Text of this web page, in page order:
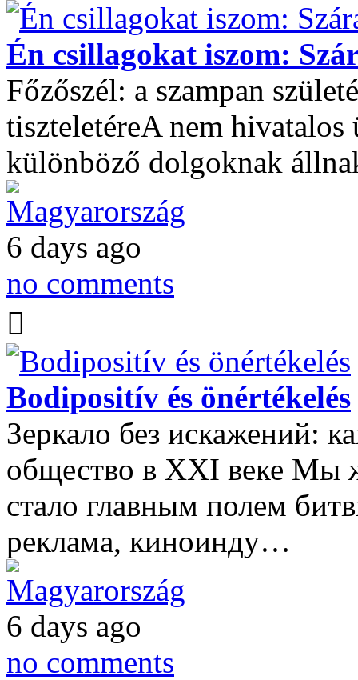
Én csillagokat iszom:
Főzőszél: a szampan
tiszteletéreA nem hivatalos
különböző dolgoknak
Magyarország
6 days ago
no comments
Bodipositív és önértékelés
Зеркало без искажений:
общество в XXI веке Мы
стало главным полем
реклама, киноинду…
Magyarország
6 days ago
no comments